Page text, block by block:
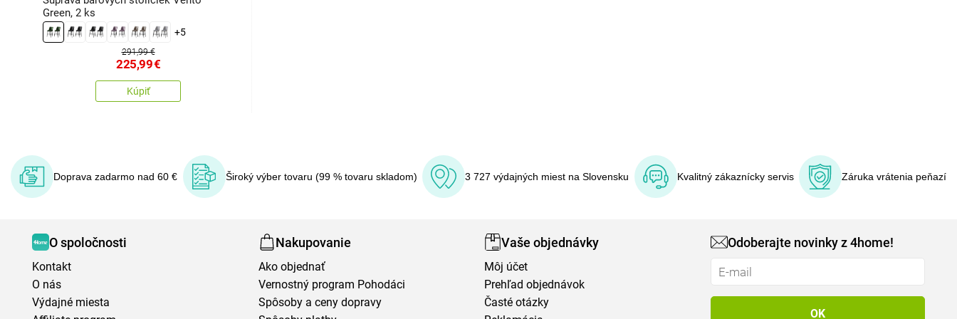
Green, 2 ks
+5
291,99 €
225,99€
Kúpiť
Doprava zadarmo nad 60 € Široký výber tovaru (99 % tovaru skladom) 3 727 výdajných miest na Slovensku Kvalitný zákaznícky servis Záruka vrátenia peňazí
O spoločnosti
Kontakt
O nás
Výdajné miesta
Nakupovanie
Ako objednať
Vernostný program Pohodáci
Spôsoby a ceny dopravy
Vaše objednávky
Môj účet
Prehľad objednávok
Časté otázky
Odoberajte novinky z 4home!